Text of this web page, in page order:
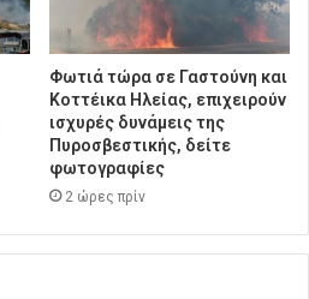
Φωτιά τώρα σε Γαστούνη και
Κοττέικα Ηλείας, επιχειρούν
ισχυρές δυνάμεις της
Πυροσβεστικής, δείτε
φωτογραφίες
2 ώρες πρίν